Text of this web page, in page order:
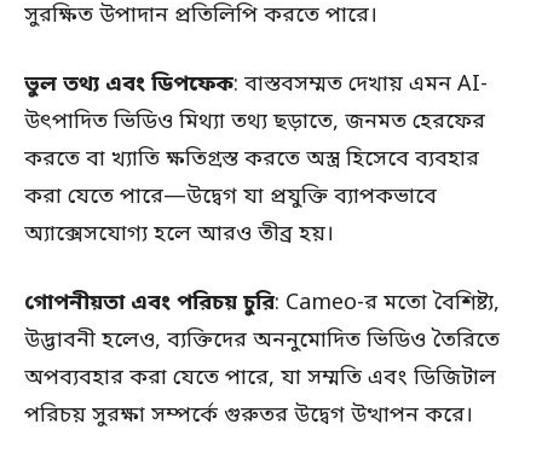
সুরক্ষিত উপাদান প্রতিলিপি করতে পারে।
ভুল তথ্য এবং ডিপফেক: বাস্তবসম্মত দেখায় এমন AI-
উৎপাদিত ভিডিও মিথ্যা তথ্য ছড়াতে, জনমত হেরফের
করতে বা খ্যাতি ক্ষতিগ্রস্ত করতে অস্ত্র হিসেবে ব্যবহার
করা যেতে পারে—উদ্বেগ যা প্রযুক্তি ব্যাপকভাবে
অ্যাক্সেসযোগ্য হলে আরও তীব্র হয়।
গোপনীয়তা এবং পরিচয় চুরি: Cameo-র মতো বৈশিষ্ট্য,
উদ্ভাবনী হলেও, ব্যক্তিদের অননুমোদিত ভিডিও তৈরিতে
অপব্যবহার করা যেতে পারে, যা সম্মতি এবং ডিজিটাল
পরিচয় সুরক্ষা সম্পর্কে গুরুতর উদ্বেগ উত্থাপন করে।